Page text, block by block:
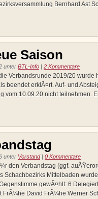
Bernhard Ast
Saison
unter BTL-Info 2 Kommentare
Verbandsrunde 2019/20 wurde
beendet erklÃ¤rt. Auf- und
vom 10.09.20 nicht teilnehmen.
unter Vorstand| 0 Kommentare
den Verbandstag (ggf.
Schachbezirks Mittelbaden
gewÃ¤hlt: 6
FrÃ¼he David FrÃ¼he Werner